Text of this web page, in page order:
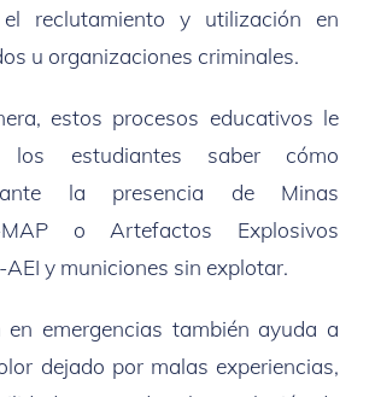
el reclutamiento y utilización en
u organizaciones criminales.
estos procesos educativos le
los estudiantes saber cómo
ante la presencia de Minas
MAP o Artefactos Explosivos
y municiones sin explotar.
en emergencias también ayuda a
dejado por malas experiencias,